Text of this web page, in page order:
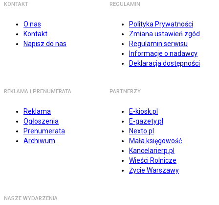
KONTAKT
O nas
Kontakt
Napisz do nas
REGULAMIN
Polityka Prywatności
Zmiana ustawień zgód
Regulamin serwisu
Informacje o nadawcy
Deklaracja dostępności
REKLAMA I PRENUMERATA
Reklama
Ogłoszenia
Prenumerata
Archiwum
PARTNERZY
E-kiosk.pl
E-gazety.pl
Nexto.pl
Mała księgowość
Kancelarierp.pl
Wieści Rolnicze
Życie Warszawy
NASZE WYDARZENIA